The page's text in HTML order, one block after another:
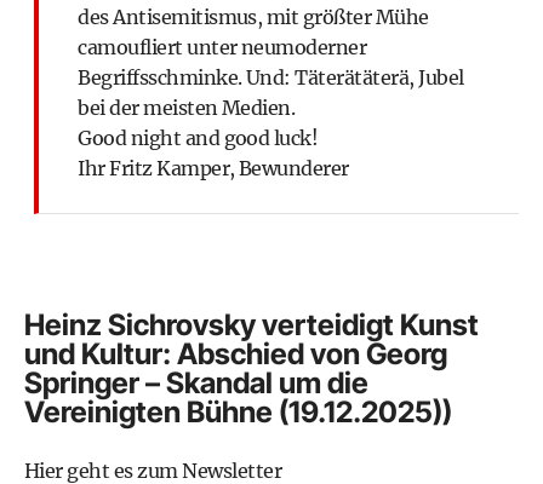
des Antisemitismus, mit größter Mühe
camoufliert unter neumoderner
Begriffsschminke. Und: Täterätäterä, Jubel
bei der meisten Medien.
Good night and good luck!
Ihr Fritz Kamper, Bewunderer
Heinz Sichrovsky verteidigt Kunst
und Kultur: Abschied von Georg
Springer – Skandal um die
Vereinigten Bühne (19.12.2025))
Hier geht es zum Newsletter